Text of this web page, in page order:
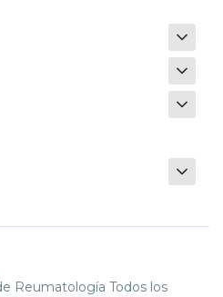
Reumatología Todos los